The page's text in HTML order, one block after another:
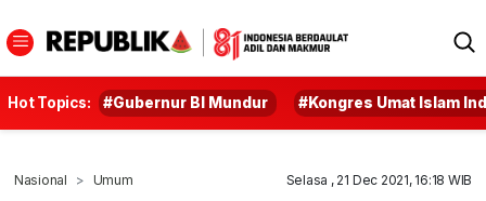
Hot Topics: #Gubernur BI Mundur #Kongres Umat Islam
Nasional Umum Selasa , 21 Dec 2021, 16:18 WIB